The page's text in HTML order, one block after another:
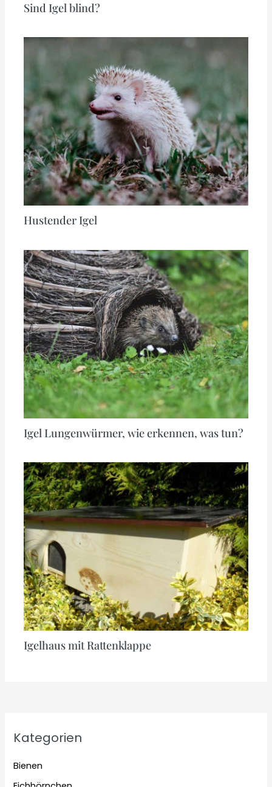
Sind Igel blind?
Hustender Igel
Igel Lungenwürmer, wie erkennen, was tun?
Igelhaus mit Rattenklappe
Kategorien
Bienen